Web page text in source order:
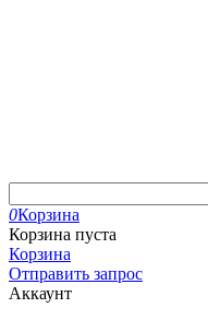
0Корзина
Корзина пуста
Корзина
Отправить запрос
Аккаунт